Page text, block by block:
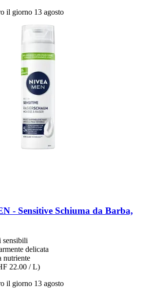
il giorno 13 agosto
-​ Sensitive Schiuma da Barba,
sensibili
delicata
nutriente
22.00 / L)
il giorno 13 agosto